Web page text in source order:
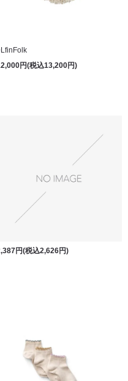
円(税込13,200円)
円(税込2,626円)